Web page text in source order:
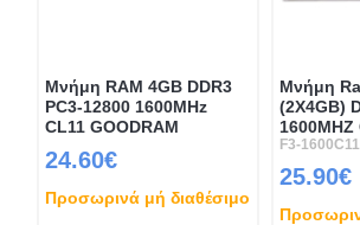
Μνήμη RAM 4GB DDR3
PC3-12800 1600MHz
CL11 GOODRAM
24.60€
Προσωρινά μή διαθέσιμο
Μνήμη
(2X4GB)
1600MHZ
F3-
25.90€